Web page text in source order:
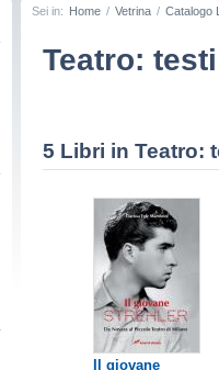
Sei in: Home / Vetrina / Catalogo
Teatro:
5 Libri in Teatro:
Il giovane